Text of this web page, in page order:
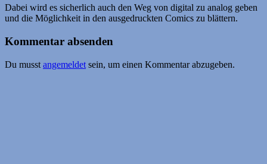
Dabei wird es sicherlich auch den Weg von digital zu analog geben
und die Möglichkeit in den ausgedruckten Comics zu blättern.
Kommentar absenden
Du musst angemeldet sein, um einen Kommentar abzugeben.